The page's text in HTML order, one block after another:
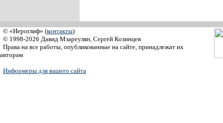
© «Иероглиф» (контакты)
© 1998-2026 Давид Мзареулян, Сергей Козинцев
Права на все работы, опубликованные на сайте, принадлежат их
авторам
Информеры для вашего сайта